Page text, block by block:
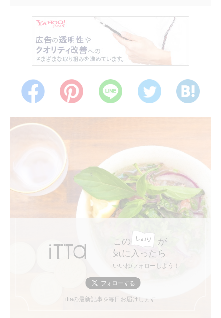
この
が
気に入ったら
いいね/フォローしよう！
ittaの最新記事を毎日お届けします